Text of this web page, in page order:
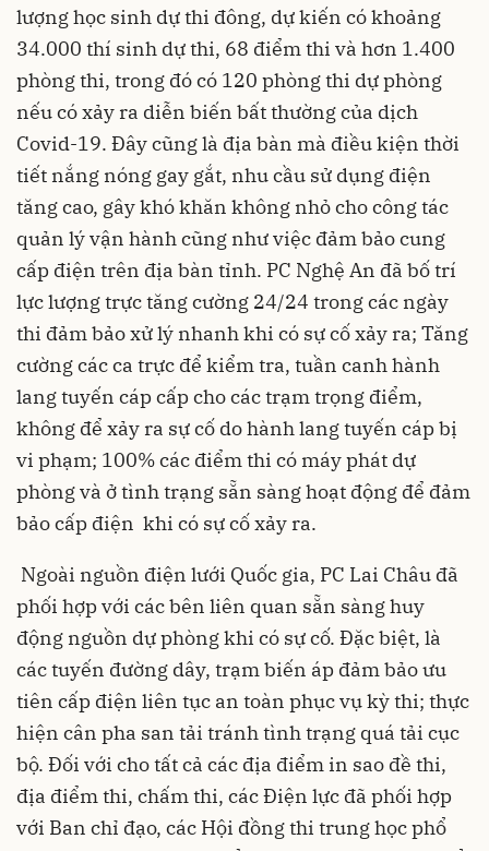
lượng học sinh dự thi đông, dự kiến có khoảng
34.000 thí sinh dự thi, 68 điểm thi và hơn 1.400
phòng thi, trong đó có 120 phòng thi dự phòng
nếu có xảy ra diễn biến bất thường của dịch
Covid-19. Đây cũng là địa bàn mà điều kiện thời
tiết nắng nóng gay gắt, nhu cầu sử dụng điện
tăng cao, gây khó khăn không nhỏ cho công tác
quản lý vận hành cũng như việc đảm bảo cung
cấp điện trên địa bàn tỉnh. PC Nghệ An đã bố trí
lực lượng trực tăng cường 24/24 trong các ngày
thi đảm bảo xử lý nhanh khi có sự cố xảy ra; Tăng
cường các ca trực để kiểm tra, tuần canh hành
lang tuyến cáp cấp cho các trạm trọng điểm,
không để xảy ra sự cố do hành lang tuyến cáp bị
vi phạm; 100% các điểm thi có máy phát dự
phòng và ở tình trạng sẵn sàng hoạt động để đảm
bảo cấp điện khi có sự cố xảy ra.
Ngoài nguồn điện lưới Quốc gia, PC Lai Châu đã
phối hợp với các bên liên quan sẵn sàng huy
động nguồn dự phòng khi có sự cố. Đặc biệt, là
các tuyến đường dây, trạm biến áp đảm bảo ưu
tiên cấp điện liên tục an toàn phục vụ kỳ thi; thực
hiện cân pha san tải tránh tình trạng quá tải cục
bộ. Đối với cho tất cả các địa điểm in sao đề thi,
địa điểm thi, chấm thi, các Điện lực đã phối hợp
với Ban chỉ đạo, các Hội đồng thi trung học phổ